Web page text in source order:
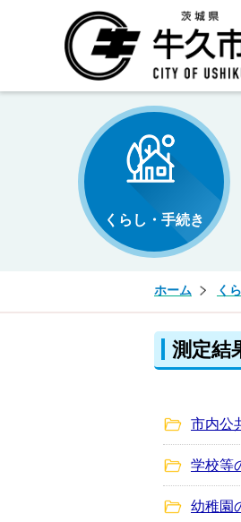
くらし・手続き
ホーム く
測定結
市内公
学校等
幼稚園